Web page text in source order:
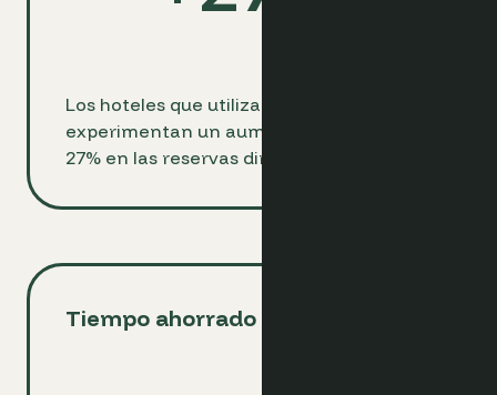
Los hoteles que utilizan Optimand
experimentan un aumento promedio del
27% en las reservas directas.
Tiempo ahorrado diariamente